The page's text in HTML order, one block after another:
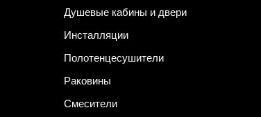
Душевые кабины и двери
Инсталляции
Полотенцесушители
Раковины
Смесители